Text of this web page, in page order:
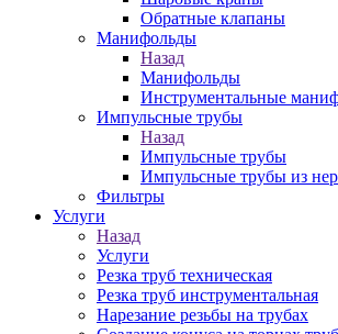
Обратные клапаны
Манифольды
Назад
Манифольды
Инструментальные
Импульсные трубы
Назад
Импульсные трубы
Импульсные трубы из
Фильтры
Услуги
Назад
Услуги
Резка труб техническая
Резка труб инструментальная
Нарезание резьбы на трубах